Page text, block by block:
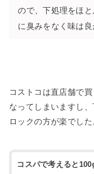
ので、下処理をほ
に臭みをなく味は良
コストコは直店舗で
なってしまいますし
ロックの方が楽でした
コスパで考えると